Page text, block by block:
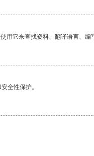
用它来查找资料、翻译语言、编
全性保护。